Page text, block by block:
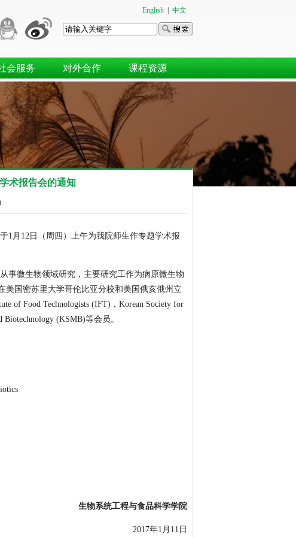
English 中文
会服务 对外合作 课程资源
术报告会的通知
1月12日（周四）上午为我院师生作专题学术报
事微生物领域研究，主要研究工作为病原微生物
美国密苏里大学哥伦比亚分校和美国俄亥俄州立
of Food Technologists (IFT)，Korean Society for
(KSMB)等会员。
生物系统工程与食品科学学院
2017年1月11日